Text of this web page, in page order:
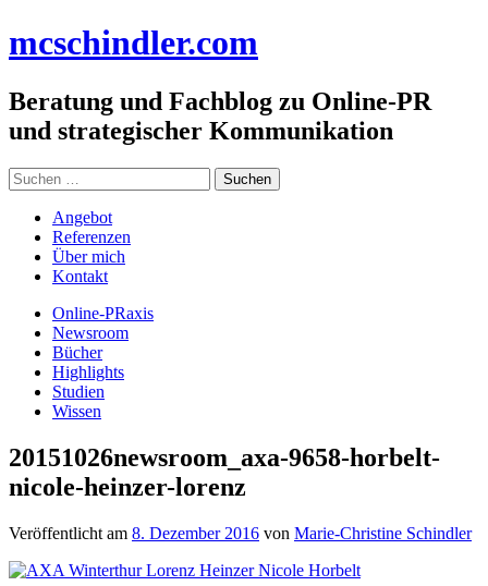
Inhalt
mcschindler.com
Beratung und Fachblog zu Online-PR
und strategischer Kommunikation
Suchen
nach:
Angebot
Referenzen
Über mich
Kontakt
Online-PRaxis
Newsroom
Bücher
Highlights
Studien
Wissen
20151026newsroom_axa-9658-horbelt-
nicole-heinzer-lorenz
Veröffentlicht am 8. Dezember 2016 von Marie-Christine Schindler